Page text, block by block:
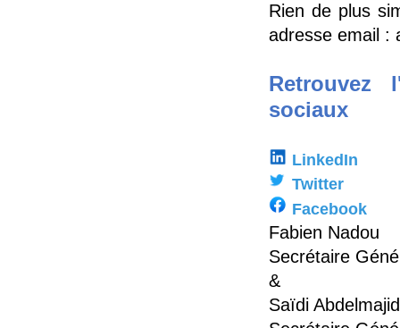
Rien de plus
adresse email :
Retrouvez
sociaux
LinkedIn
Twitter
Facebook
Fabien Nadou
Secrétaire
&
Saïdi Abdelmajid